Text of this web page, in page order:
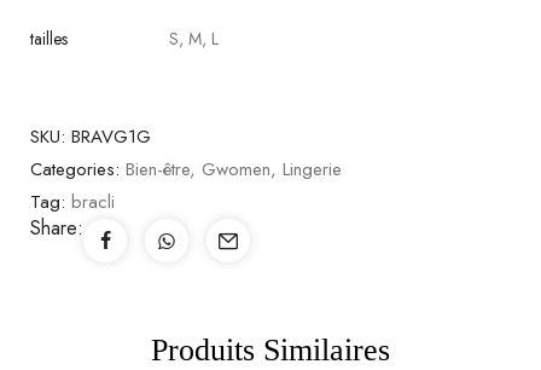
tailles S, M, L
SKU: BRAVG1G
Categories: Bien-être, Gwomen, Lingerie
Tag: bracli
Share:
Produits Similaires